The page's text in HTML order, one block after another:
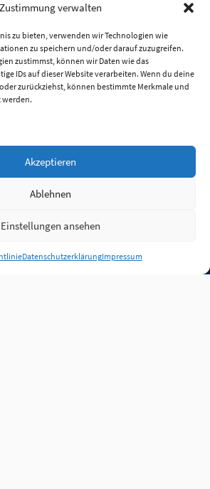
Zustimmung verwalten
zu bieten, verwenden wir Technologien wie
zu speichern und/oder darauf zuzugreifen.
zustimmst, können wir Daten wie das
IDs auf dieser Website verarbeiten. Wenn du deine
zurückziehst, können bestimmte Merkmale und
Akzeptieren
Ablehnen
Einstellungen ansehen
DatenschutzerklärungImpressum
FAQ Quellen